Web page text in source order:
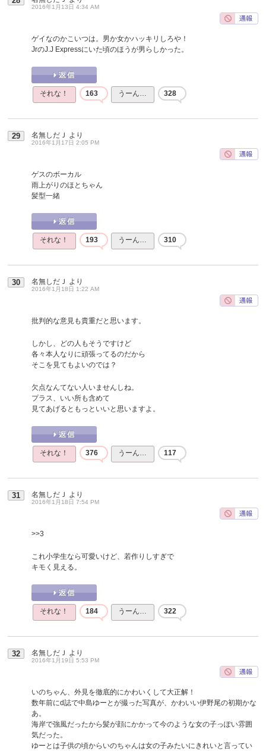
2016年1月13日 4:34 AM
ゲイなのかこいつは。男か女かハッキリしろや！
JrのJ.J Expressにいた頃のほうが男らしかった。
それな！ 163 うーん… 328
29 名無しだＪ より
2016年1月17日 2:05 PM
ゲスのボーカル
雨上がりのほとちゃん
髪型一緒
それな！ 193 うーん… 310
30 名無しだＪ より
2016年1月18日 1:22 AM
批判的な意見も貴重だと思います。
しかし、どの人もそうですけど
各々本人なりに頑張ってるのだから
そこを見てもよいのでは？
欠点なんてない人いませんしね。
プラス、いい所も含めて
見てあげるともっといいと思いますよ。
それな！ 376 うーん… 117
31 名無しだＪ より
2016年1月18日 7:54 PM
>>3
これ小学生なら可愛いけど、若作りしすぎで
キモく見える。
それな！ 184 うーん… 322
32 名無しだＪ より
2016年1月19日 5:53 PM
いのちゃん、外見を徹底的にかわいくして大正解！
数年前にd誌で中島ゆーとが撮った写真が、かわいい伊野尾の初期かな
あ。
海岸で強風だったから髪が顔にかかって今のような女の子っぽい雰囲
気だった。
ゆーとは子供の頃からいのちゃんは女の子みたいにきれいと言ってい